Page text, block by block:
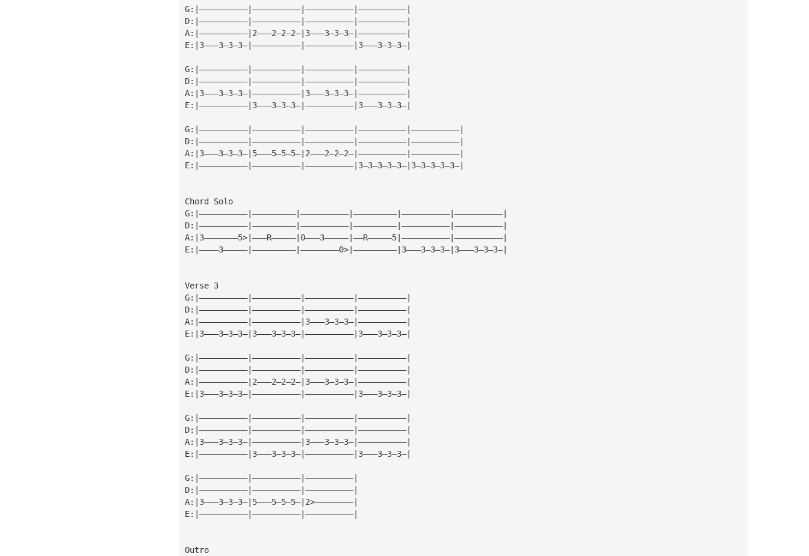
G:|——————————|——————————|——————————|——————————|
D:|——————————|——————————|——————————|——————————|
A:|——————————|2———2—2—2—|3———3—3—3—|——————————|
E:|3———3—3—3—|——————————|——————————|3———3—3—3—|
G:|——————————|——————————|——————————|——————————|
D:|——————————|——————————|——————————|——————————|
A:|3———3—3—3—|——————————|3———3—3—3—|——————————|
E:|——————————|3———3—3—3—|——————————|3———3—3—3—|
G:|——————————|——————————|——————————|——————————|——————————|
D:|——————————|——————————|——————————|——————————|——————————|
A:|3———3—3—3—|5———5—5—5—|2———2—2—2—|——————————|——————————|
E:|——————————|——————————|——————————|3—3—3—3—3—|3—3—3—3—3—|
Chord Solo
G:|——————————|—————————|——————————|—————————|——————————|——————————|
D:|——————————|—————————|——————————|—————————|——————————|——————————|
A:|3———————5>|———R—————|0———3—————|——R—————5|——————————|——————————|
E:|————3—————|—————————|————————0>|—————————|3———3—3—3—|3———3—3—3—|
Verse 3
G:|——————————|——————————|——————————|——————————|
D:|——————————|——————————|——————————|——————————|
A:|——————————|——————————|3———3—3—3—|——————————|
E:|3———3—3—3—|3———3—3—3—|——————————|3———3—3—3—|
G:|——————————|——————————|——————————|——————————|
D:|——————————|——————————|——————————|——————————|
A:|——————————|2———2—2—2—|3———3—3—3—|——————————|
E:|3———3—3—3—|——————————|——————————|3———3—3—3—|
G:|——————————|——————————|——————————|——————————|
D:|——————————|——————————|——————————|——————————|
A:|3———3—3—3—|——————————|3———3—3—3—|——————————|
E:|——————————|3———3—3—3—|——————————|3———3—3—3—|
G:|——————————|——————————|——————————|
D:|——————————|——————————|——————————|
A:|3———3—3—3—|5———5—5—5—|2>————————|
E:|——————————|——————————|——————————|
Outro